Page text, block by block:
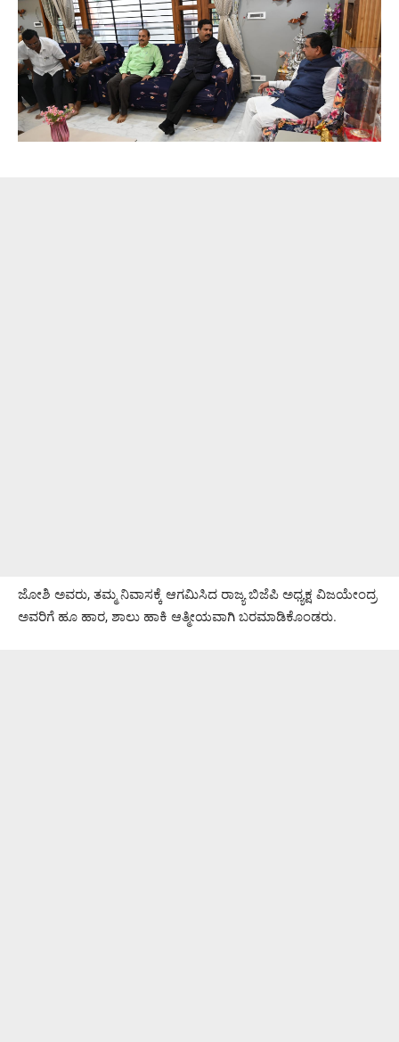
ಜೋಶಿ ಅವರು, ತಮ್ಮ ನಿವಾಸಕ್ಕೆ ಆಗಮಿಸಿದ ರಾಜ್ಯ ಬಿಜೆಪಿ ಅಧ್ಯಕ್ಷ ವಿಜಯೇಂದ್ರ
ಅವರಿಗೆ ಹೂ ಹಾರ, ಶಾಲು ಹಾಕಿ ಆತ್ಮೀಯವಾಗಿ ಬರಮಾಡಿಕೊಂಡರು.